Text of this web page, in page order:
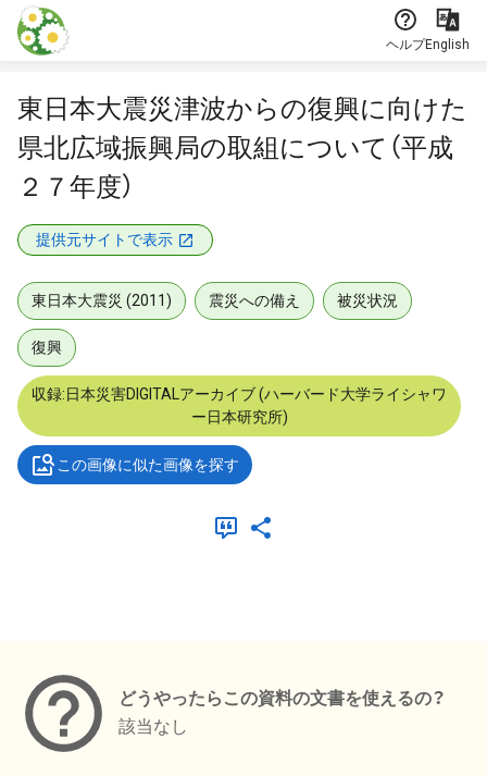
本文に飛ぶ
ヘルプEnglish
東日本大震災津波からの復興に向けた
県北広域振興局の取組について（平成
２７年度）
提供元サイトで表示
東日本大震災 (2011) 震災への備え 被災状況
復興
収録:日本災害DIGITALアーカイブ (ハーバード大学ライシャワ
ー日本研究所)
この画像に似た画像を探す
どうやったらこの資料の文書を使えるの？
該当なし